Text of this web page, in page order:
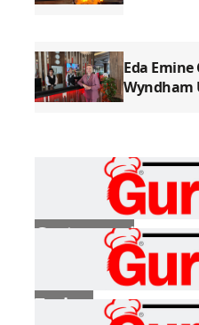
Eda Emine
Wyndham
Gastronomi
Turizm